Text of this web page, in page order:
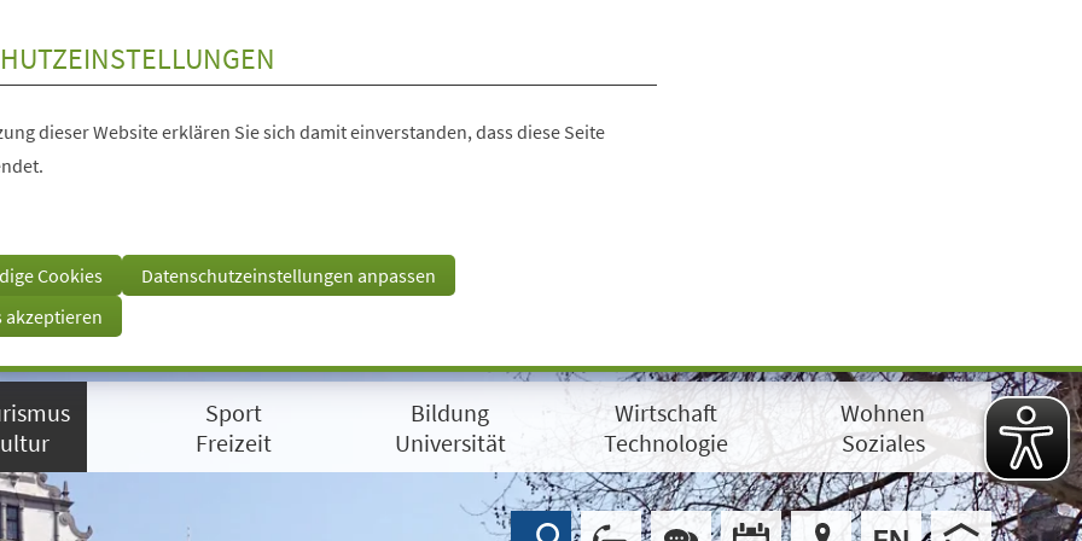
dieser Website erklären Sie sich damit einverstanden, dass diese Seite
Cookies
Datenschutzeinstellungen anpassen
akzeptieren
Sport
Freizeit
Bildung
Universität
Wirtschaft
Technologie
Wohnen
Soziales